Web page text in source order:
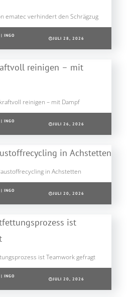
ematec verhindert den Schrägzug
| INGO
JULI 28, 2026
reinigen – mit Dampf
| INGO
JULI 26, 2026
in Achstetten
| INGO
JULI 20, 2026
ist Teamwork gefragt
| INGO
JULI 20, 2026